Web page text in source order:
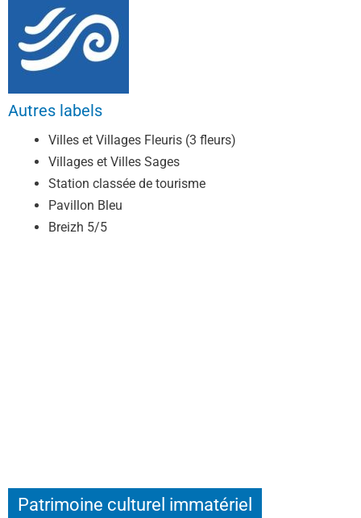
Autres labels
Villes et Villages Fleuris (3 fleurs)
Villages et Villes Sages
Station classée de tourisme
Pavillon Bleu
Breizh 5/5
Patrimoine culturel immatériel